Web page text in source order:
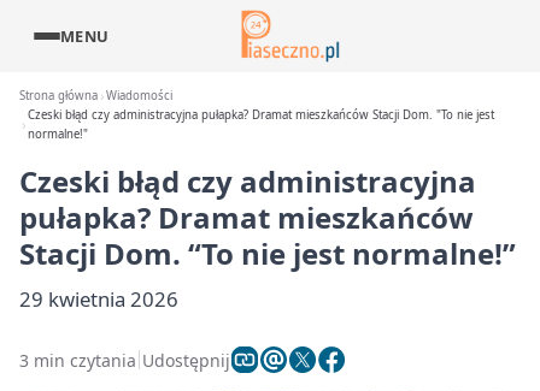
MENU
Strona główna Wiadomości
Czeski błąd czy administracyjna pułapka? Dramat mieszkańców Stacji Dom. "To nie jest
normalne!"
Czeski błąd czy administracyjna
pułapka? Dramat mieszkańców
Stacji Dom. “To nie jest normalne!”
29 kwietnia 2026
3 min czytania Udostępnij